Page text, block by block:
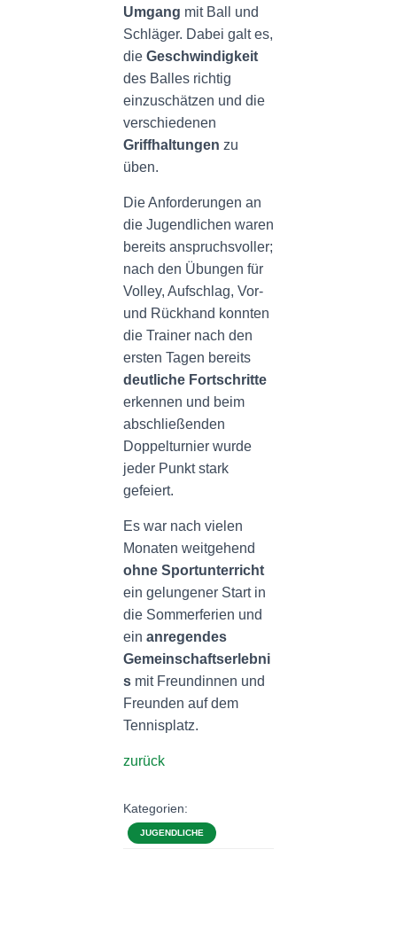
Umgang mit Ball und
Schläger. Dabei galt es,
die Geschwindigkeit
des Balles richtig
einzuschätzen und die
verschiedenen
Griffhaltungen zu
üben.
Die Anforderungen an
die Jugendlichen waren
bereits anspruchsvoller;
nach den Übungen für
Volley, Aufschlag, Vor-
und Rückhand konnten
die Trainer nach den
ersten Tagen bereits
deutliche Fortschritte
erkennen und beim
abschließenden
Doppelturnier wurde
jeder Punkt stark
gefeiert.
Es war nach vielen
Monaten weitgehend
ohne Sportunterricht
ein gelungener Start in
die Sommerferien und
ein anregendes
Gemeinschaftserlebni
s mit Freundinnen und
Freunden auf dem
Tennisplatz.
zurück
Kategorien:
JUGENDLICHE